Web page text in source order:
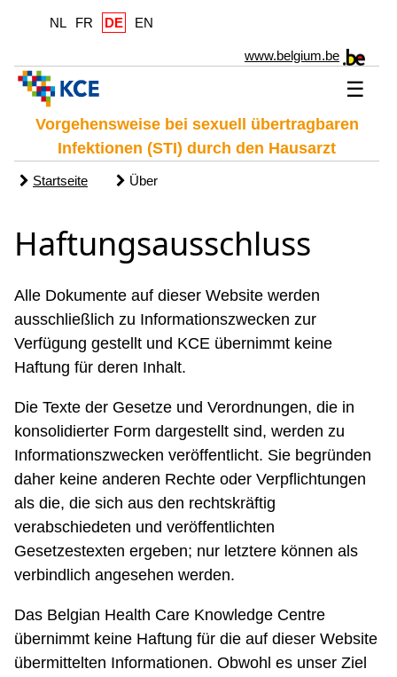
NL FR DE EN
www.belgium.be
☰
Vorgehensweise bei sexuell übertragbaren
Infektionen (STI) durch den Hausarzt
Startseite Über
Haftungsausschluss
Alle Dokumente auf dieser Website werden
ausschließlich zu Informationszwecken zur
Verfügung gestellt und KCE übernimmt keine
Haftung für deren Inhalt.
Die Texte der Gesetze und Verordnungen, die in
konsolidierter Form dargestellt sind, werden zu
Informationszwecken veröffentlicht. Sie begründen
daher keine anderen Rechte oder Verpflichtungen
als die, die sich aus den rechtskräftig
verabschiedeten und veröffentlichten
Gesetzestexten ergeben; nur letztere können als
verbindlich angesehen werden.
Das Belgian Health Care Knowledge Centre
übernimmt keine Haftung für die auf dieser Website
übermittelten Informationen. Obwohl es unser Ziel